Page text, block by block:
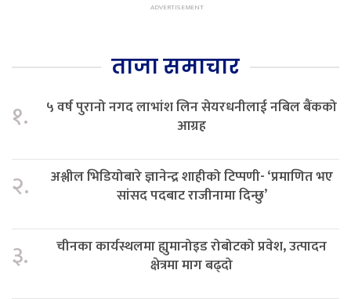
ताजा समाचार
१.
५ वर्ष पुरानो नगद लाभांश लिन सेयरधनीलाई नबिल बैंकको
आग्रह
२.
अश्लील भिडियोबारे ज्ञानेन्द्र शाहीको टिप्पणी- ‘प्रमाणित भए
सांसद पदबाट राजीनामा दिन्छु’
३.
चीनका कार्यस्थलमा ह्युमानोइड रोबोटको प्रवेश, उत्पादन
क्षेत्रमा माग बढ्दो